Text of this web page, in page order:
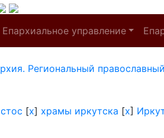
Епархиальное управление
Региональный
[x] храмы иркутска [x]